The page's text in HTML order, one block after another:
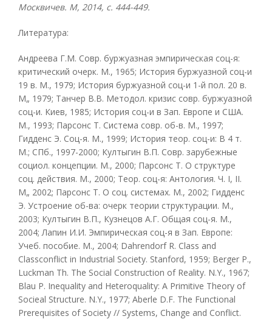
Москвичев. М, 2014, с. 444-449.
Литература:
Андреева Г.М. Совр. буржуазная эмпирическая соц-я:
критический очерк. М., 1965; История буржуазной соц-и
19 в. М., 1979; История буржуазной соц-и 1-й пол. 20 в.
М„ 1979; Танчер В.В. Методол. кризис совр. буржуазной
соц-и. Киев, 1985; История соц-и в Зап. Европе и США.
М., 1993; Парсонс Т. Система совр. об-в. М., 1997;
Гидденс Э. Соц-я. М., 1999; История теор. соц-и: В 4 т.
М.; СПб., 1997-2000; Култыгин В.П. Совр. зарубежные
социол. концепции. М., 2000; Парсонс Т. О структуре
соц. действия. М., 2000; Теор. соц-я: Антология. Ч. I, II.
М„ 2002; Парсонс Т. О соц. системах. М., 2002; Гидденс
Э. Устроение об-ва: очерк теории структурации. М.,
2003; Култыгин В.П., Кузнецов А.Г. Общая соц-я. М.,
2004; Лапин И.И. Эмпирическая соц-я в Зап. Европе:
Учеб. пособие. М., 2004; Dahrendorf R. Class and
Classconflict in Industrial Society. Stanford, 1959; Berger P.,
Luckman Th. The Social Construction of Reality. N.Y., 1967;
Blau P. Inequality and Heteroquality: A Primitive Theory of
Socieal Structure. N.Y., 1977; Aberle D.F. The Functional
Prerequisites of Society // Systems, Change and Conflict.